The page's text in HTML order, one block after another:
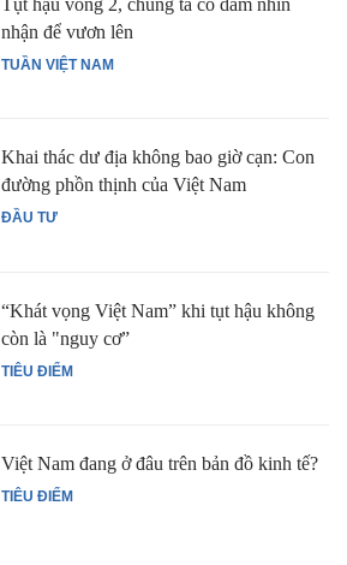
TUẦN VIỆT NAM
nhận để vươn lên
ĐẦU TƯ
Khai thác dư địa không bao giờ cạn: Con
đường phồn thịnh của Việt Nam
TIÊU ĐIỂM
“Khát vọng Việt Nam” khi tụt hậu không
còn là "nguy cơ”
TIÊU ĐIỂM
Việt Nam đang ở đâu trên bản đồ kinh tế?